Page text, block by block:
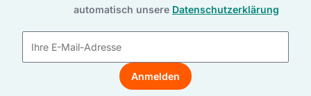
automatisch unsere Datenschutzerklärung
E-
Mail-
Adresse
Anmelden